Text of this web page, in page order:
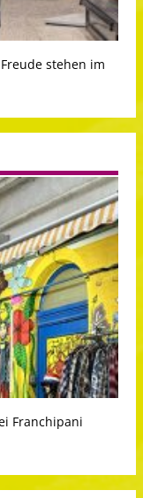
stehen im
Franchipani